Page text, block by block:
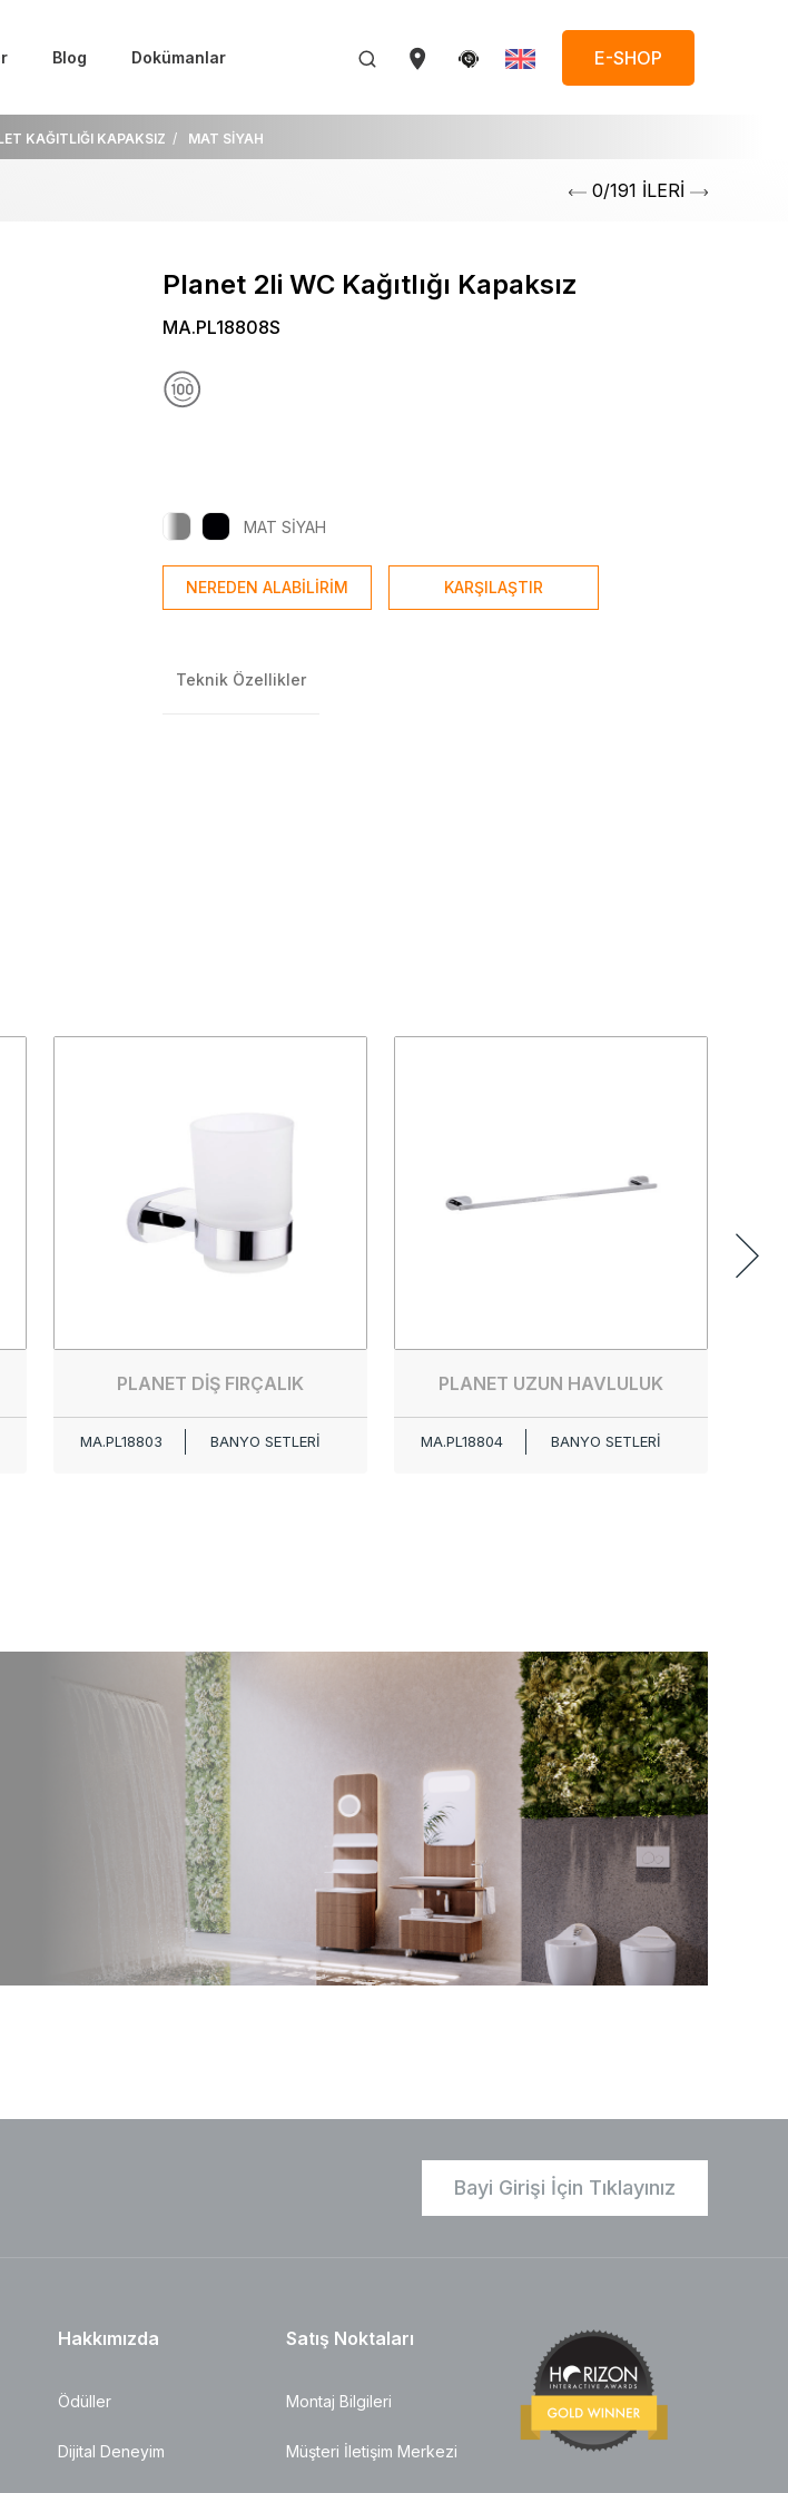
Blog Dokümanlar E-SHOP
KAĞITLIĞI KAPAKSIZ MAT SİYAH
0/191 İLERİ
Planet 2li WC Kağıtlığı Kapaksız
MA.PL18808S
MAT SİYAH
NEREDEN ALABİLİRİM KARŞILAŞTIR
Teknik Özellikler
PLANET DİŞ FIRÇALIK
MA.PL18803 BANYO SETLERİ
PLANET UZUN HAVLULUK
MA.PL18804 BANYO SETLERİ
Bayi Girişi İçin Tıklayınız
Hakkımızda
Ödüller
Dijital Deneyim
Satış Noktaları
Montaj Bilgileri
Müşteri İletişim Merkezi